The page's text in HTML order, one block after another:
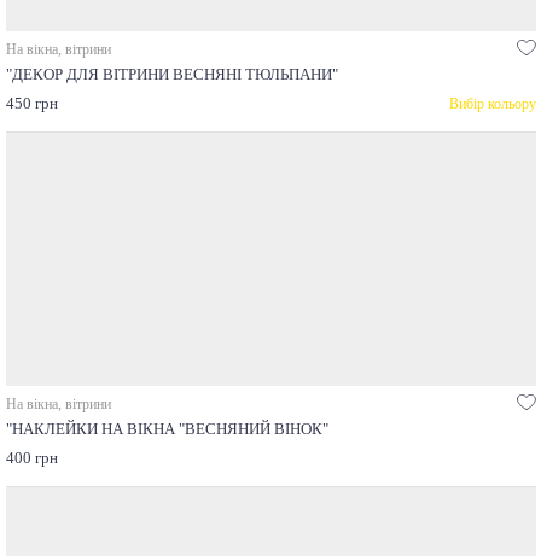
На вікна, вітрини
"ДЕКОР ДЛЯ ВІТРИНИ ВЕСНЯНІ ТЮЛЬПАНИ"
450 грн
Вибір кольору
На вікна, вітрини
"НАКЛЕЙКИ НА ВІКНА "ВЕСНЯНИЙ ВІНОК"
400 грн